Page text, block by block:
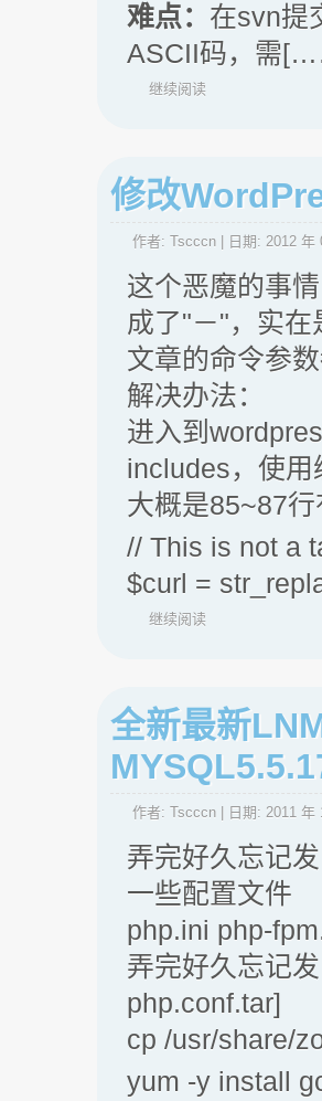
难点： 在svn提
ASCII码，需
继续阅读
修改
作者: Tscccn | 日期: 2012 年
这个恶魔的事
成了"－"，实
文章的命令参
解决办法：
进入到
includes，使
大概是85~87
// This is not a
$curl =
继续阅读
全新最新
作者: Tscccn | 日期: 2011 年
弄完好久忘记
一些配置文件
php.ini php-
弄完好久忘记
php.conf.tar]
cp /usr/share/
yum -y install